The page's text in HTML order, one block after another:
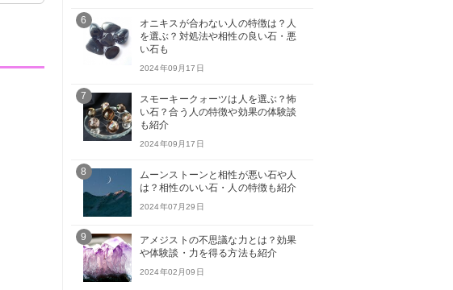
6
オニキスが合わない人の特徴は？人
を選ぶ？対処法や相性の良い石・悪
い石も
2024年09月17日
7
スモーキークォーツは人を選ぶ？怖
い石？合う人の特徴や効果の体験談
も紹介
2024年09月17日
8
ムーンストーンと相性が悪い石や人
は？相性のいい石・人の特徴も紹介
2024年07月29日
9
アメジストの不思議な力とは？効果
や体験談・力を得る方法も紹介
2024年02月09日